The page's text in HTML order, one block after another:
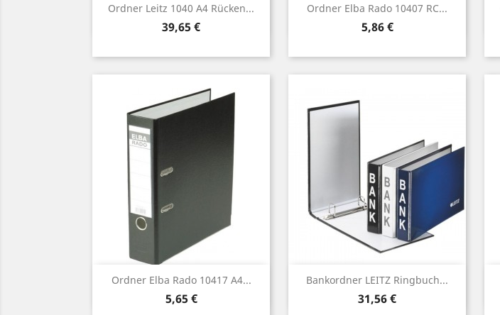
Ordner Leitz 1040 A4 Rücken...
Preis
39,65 €
Vorschau Ordner Elba Rado 10407 RC...
Preis
5,86 €
Vorschau
Ordner Elba Rado 10417 A4...
Preis
5,65 €
Vorschau Bankordner LEITZ Ringbuch...
Preis
31,56 €
Vorschau